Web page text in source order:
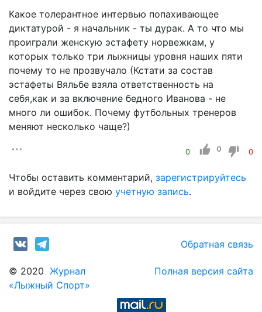
Какое толерантное интервью попахивающее
диктатурой - я начальник - ты дурак. А то что мы
проиграли женскую эстафету норвежкам, у
которых только три лыжницы уровня наших пяти
почему то не прозвучало (Кстати за состав
эстафеты Вяльбе взяла ответственность на
себя,как и за включение бедного Иванова - не
много ли ошибок. Почему футбольных тренеров
меняют несколько чаще?)
0 0 0
Чтобы оставить комментарий, зарегистрируйтесь
и войдите через свою учетную запись.
Обратная связь
© 2020 Журнал
«Лыжный Спорт»
Полная версия сайта